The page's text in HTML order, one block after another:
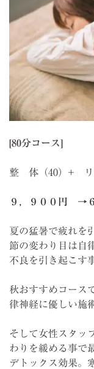
[80分コース]
整 体（40）+ リ
９，９００円 →
夏の猛暑で疲れを
節の変わり目は自
不良を引き起こす
秋おすすめコース
律神経に優しい施
そして女性スタッ
わりを緩める事で
デトックス効果。